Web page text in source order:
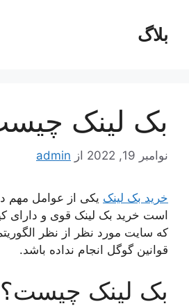
محتوابلاگ
بک لینک
نوامبر 19, 2022 از admin
خرید بک لینک یکی از عوامل مهم
است خرید بک لینک قوی و دارای
که سایت مورد نظر از نظر
قوانین گوگل انجام نداده باشد.
بک لینک چیست؟